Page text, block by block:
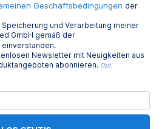
Geschäftsbedingungen der
und Verarbeitung meiner
GmbH gemäß der
einverstanden.
Newsletter mit Neuigkeiten aus
abonnieren. Opt.